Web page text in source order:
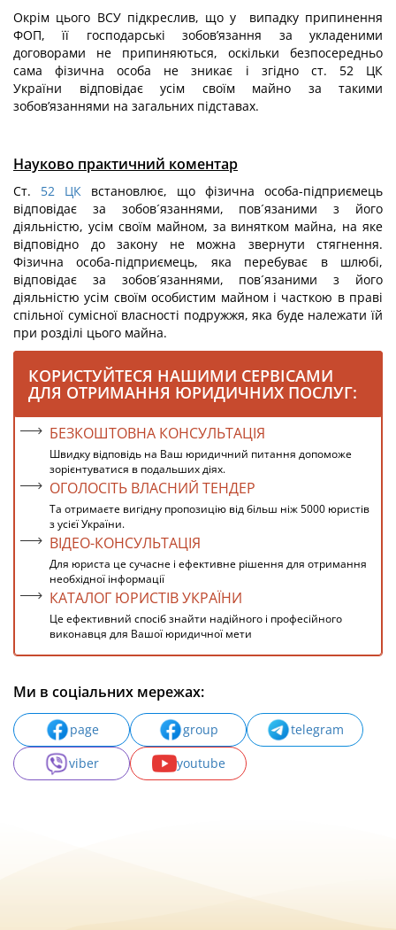
Окрім цього ВСУ підкреслив, що у випадку припинення
ФОП, її господарські зобов’язання за укладеними
договорами не припиняються, оскільки безпосередньо
сама фізична особа не зникає і згідно ст. 52 ЦК
України відповідає усім своїм майно за такими
зобов’язаннями на загальних підставах.
Науково практичний коментар
Ст. 52 ЦК встановлює, що фізична особа-підприємець
відповідає за зобов´язаннями, пов´язаними з його
діяльністю, усім своїм майном, за винятком майна, на яке
відповідно до закону не можна звернути стягнення.
Фізична особа-підприємець, яка перебуває в шлюбі,
відповідає за зобов´язаннями, пов´язаними з його
діяльністю усім своїм особистим майном і часткою в праві
спільної сумісної власності подружжя, яка буде належати їй
при розділі цього майна.
КОРИСТУЙТЕСЯ НАШИМИ СЕРВІСАМИ
ДЛЯ ОТРИМАННЯ ЮРИДИЧНИХ ПОСЛУГ:
БЕЗКОШТОВНА КОНСУЛЬТАЦІЯ
Швидку відповідь на Ваш юридичний питання допоможе
зорієнтуватися в подальших діях.
ОГОЛОСІТЬ ВЛАСНИЙ ТЕНДЕР
Та отримаєте вигідну пропозицію від більш ніж 5000 юристів
з усієї України.
ВІДЕО-КОНСУЛЬТАЦІЯ
Для юриста це сучасне і ефективне рішення для отримання
необхідної інформації
КАТАЛОГ ЮРИСТІВ УКРАЇНИ
Це ефективний спосіб знайти надійного і професійного
виконавця для Вашої юридичної мети
Ми в соціальних мережах:
page group
telegram
viber
youtube